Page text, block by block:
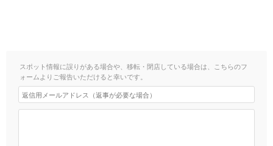
スポット情報に誤りがある場合や、移転・閉店している場合は、こちらのフ
ォームよりご報告いただけると幸いです。